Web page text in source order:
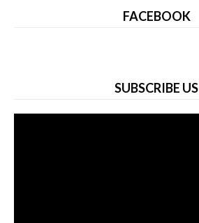
FACEBOOK
SUBSCRIBE US